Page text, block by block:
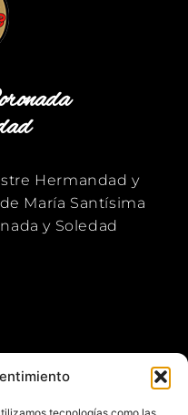
Hermandad y
María Santísima
y Soledad